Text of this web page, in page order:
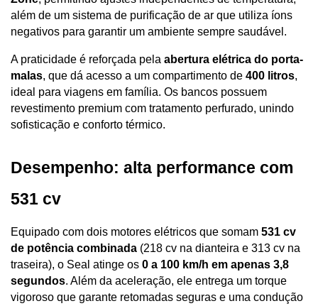
além de um sistema de purificação de ar que utiliza íons
negativos para garantir um ambiente sempre saudável.
A praticidade é reforçada pela abertura elétrica do porta-
malas, que dá acesso a um compartimento de 400 litros,
ideal para viagens em família. Os bancos possuem
revestimento premium com tratamento perfurado, unindo
sofisticação e conforto térmico.
Desempenho: alta performance com
531 cv
Equipado com dois motores elétricos que somam 531 cv
de potência combinada (218 cv na dianteira e 313 cv na
traseira), o Seal atinge os 0 a 100 km/h em apenas 3,8
segundos. Além da aceleração, ele entrega um torque
vigoroso que garante retomadas seguras e uma condução